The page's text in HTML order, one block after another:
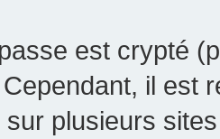
est crypté
il est
plusieurs